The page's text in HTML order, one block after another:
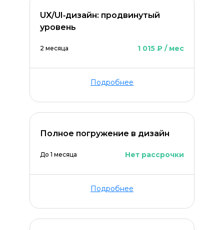
UX/UI‑дизайн: продвинутый
уровень
2 месяца 1 015 ₽ / мес
Подробнее
Полное погружение в дизайн
До 1 месяца Нет рассрочки
Подробнее